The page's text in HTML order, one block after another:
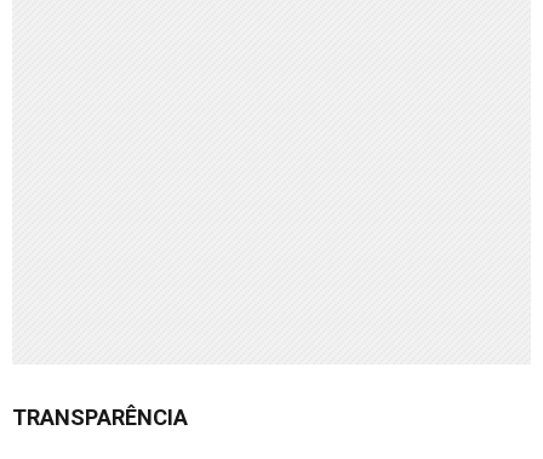
TRANSPARÊNCIA